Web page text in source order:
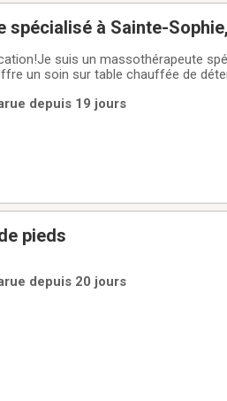
spécialisé à Sainte-
suis un massothérapeute
un soin sur table chauffée de
en photo et
depuis 19 jours
pieds
depuis 20 jours